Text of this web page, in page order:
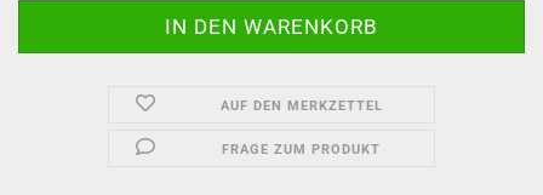
AUF DEN MERKZETTEL
FRAGE ZUM PRODUKT